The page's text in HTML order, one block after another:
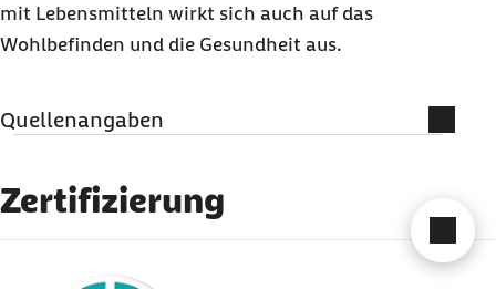
mit Lebensmitteln wirkt sich auch auf das
Wohlbefinden und die Gesundheit aus.
Quellenangaben
Bundesministerium für Ernährung und
Landwirtschaft (Abruf vom 07.11.2021):
Lebensmittelabfälle in Deutschland:
Zertifizierung